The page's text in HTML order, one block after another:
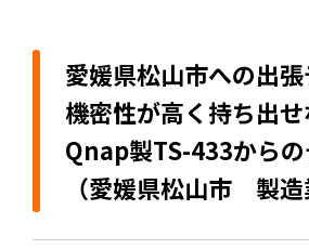
愛媛県松山市への出張
機密性が高く持ち出
Qnap製TS-433から
（愛媛県松山市 製造